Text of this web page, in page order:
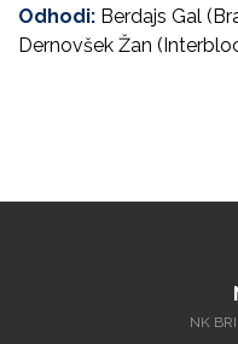
Odhodi: Berdajs Gal
Dernovšek Žan
NK